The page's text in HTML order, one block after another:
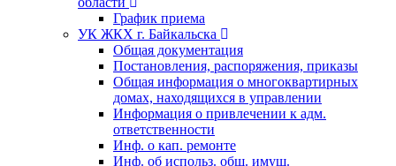
График приема
УК ЖКХ г. Байкальска
Общая документация
Постановления, распоряжения, приказы
Общая информация о многоквартирных
домах, находящихся в управлении
Информация о привлечении к адм.
ответственности
Инф. о кап. ремонте
Инф. об использ. общ. имущ.